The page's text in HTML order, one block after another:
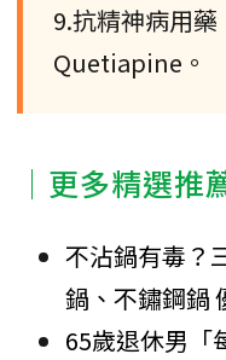
9.抗精神病用
Quetiapine。
│更多精選
不沾鍋有毒？
鍋、不鏽鋼鍋
65歲退休男「